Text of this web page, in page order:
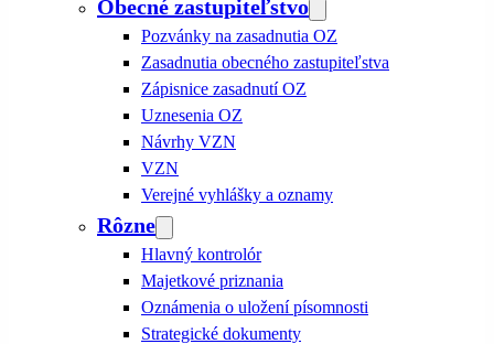
Obecné zastupiteľstvo
Pozvánky na zasadnutia OZ
Zasadnutia obecného zastupiteľstva
Zápisnice zasadnutí OZ
Uznesenia OZ
Návrhy VZN
VZN
Verejné vyhlášky a oznamy
Rôzne
Hlavný kontrolór
Majetkové priznania
Oznámenia o uložení písomnosti
Strategické dokumenty